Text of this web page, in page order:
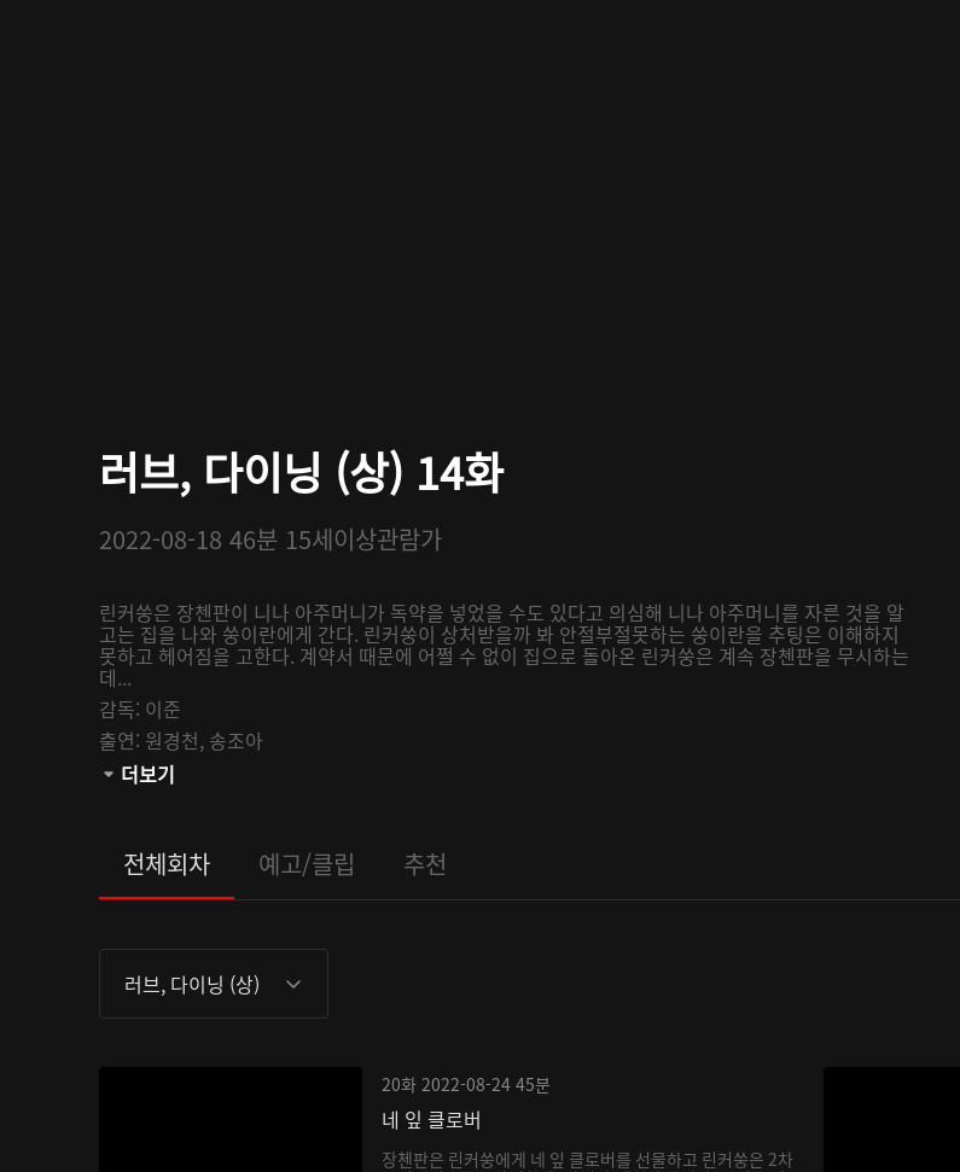
러브, 다이닝 (상) 14화
2022-08-18 46분 15세이상관람가
린커쑹은 장첸판이 니나 아주머니가 독약을 넣었을 수도 있다고 의심해 니나 아주머니를 자른 것을 알
고는 집을 나와 쑹이란에게 간다. 린커쑹이 상처받을까 봐 안절부절못하는 쑹이란을 추팅은 이해하지
못하고 헤어짐을 고한다. 계약서 때문에 어쩔 수 없이 집으로 돌아온 린커쑹은 계속 장첸판을 무시하는
데...
감독: 이준
출연: 원경천, 송조아
관람등급:
더보기
전체회차 예고/클립 추천
러브, 다이닝 (상)
20화 2022-08-24 45분
네 잎 클로버
장첸판은 린커쑹에게 네 잎 클로버를 선물하고 린커쑹은 2차